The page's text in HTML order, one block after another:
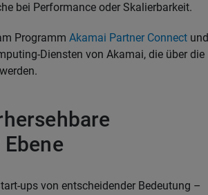
bei Performance oder Skalierbarkeit.
Programm Akamai Partner Connect und
Diensten von Akamai, die über die
ups von entscheidender Bedeutung –